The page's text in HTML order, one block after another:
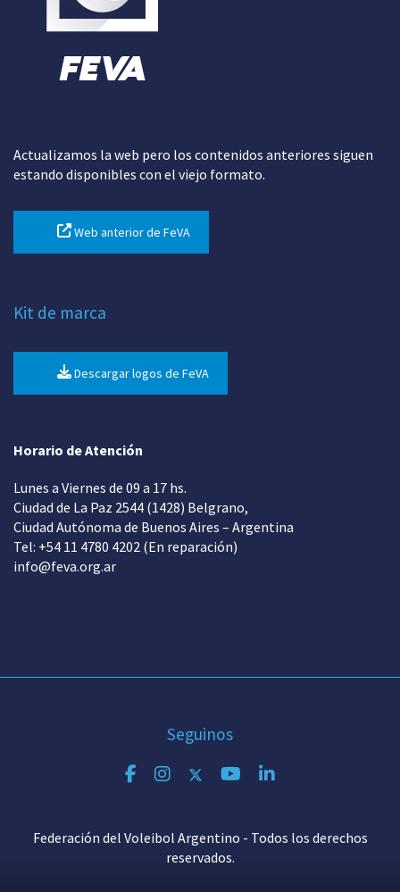
Actualizamos la web pero los contenidos anteriores siguen
estando disponibles con el viejo formato.
Web anterior de FeVA
Kit de marca
Descargar logos de FeVA
Horario de Atención
Lunes a Viernes de 09 a 17 hs.
Ciudad de La Paz 2544 (1428) Belgrano,
Ciudad Autónoma de Buenos Aires – Argentina
Tel: +54 11 4780 4202 (En reparación)
info@feva.org.ar
Seguinos
Federación del Voleibol Argentino - Todos los derechos
reservados.